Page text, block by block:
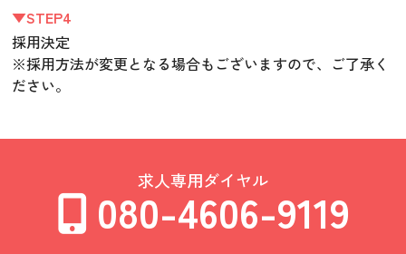
▼STEP4
採用決定
※採用方法が変更となる場合もございますので、ご了承く
ださい。
求人専用ダイヤル
080-4606-9119